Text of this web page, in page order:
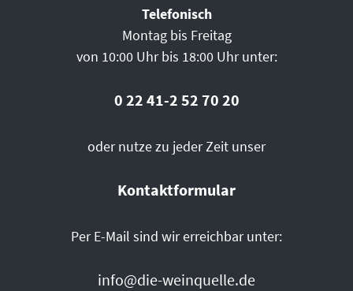
Telefonisch
Montag bis Freitag
von 10:00 Uhr bis 18:00 Uhr unter:
0 22 41-2 52 70 20
oder nutze zu jeder Zeit unser
Kontaktformular
Per E-Mail sind wir erreichbar unter:
info@die-weinquelle.de